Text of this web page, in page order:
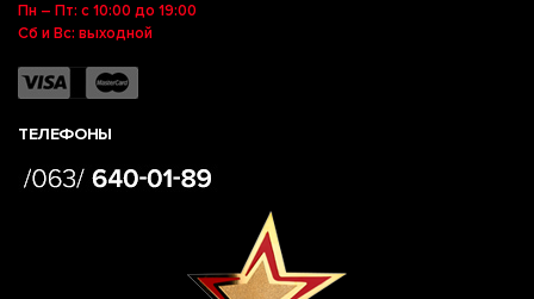
Пн – Пт: с 10:00 до 19:00
Сб и Вс: выходной
ТЕЛЕФОНЫ